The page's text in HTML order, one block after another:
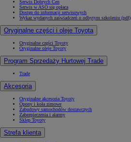
Serwis Dobrych Cen
Serwis w ASO się opłaca
Dostęp do informacji serwisowych
Wykaz wydanych zaświadczeń o odbytym szkoleniu (pdf)
Oryginalne części i oleje Toyota
Oryginalne części Toyoty
Oryginalne oleje Toyoty
Program Sprzedaży Hurtowej Trade
Trade
Akcesoria
Oryginalne akcesoria Toyoty
Opony i koła zimowe
Zabudowy samochodów dostawczych
Zabezpieczenia i alarmy
Sklep Toyoty
Strefa klienta